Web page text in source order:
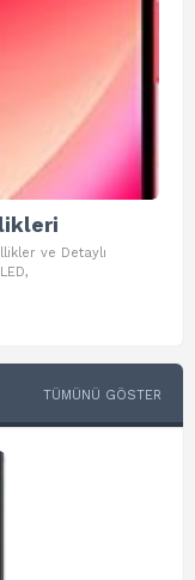
ve Detaylı
TÜMÜNÜ GÖSTER